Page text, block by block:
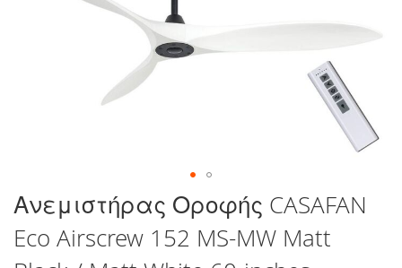
Μετάβαση
στην
αρχή
της
Ανεμιστήρας Οροφής CASAFAN
Eco Airscrew 152 MS-MW Matt